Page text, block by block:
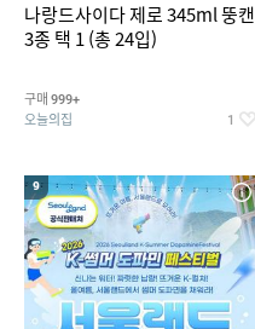
나랑드사이다 제로 345ml 뚱캔
3종 택 1 (총 24입)
구매 999+
오늘의집 1
9